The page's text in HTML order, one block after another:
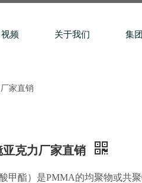
视频 关于我们 集
家直销
亚克力厂家直销
甲酯）是PMMA的均聚物或共